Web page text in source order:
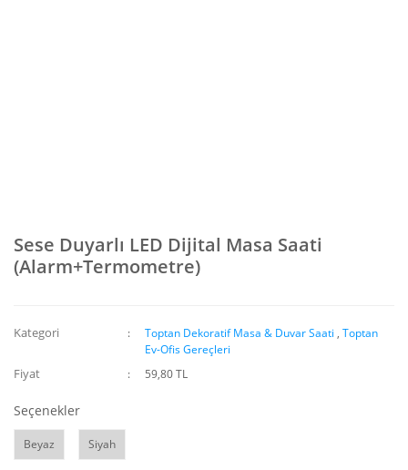
Sese Duyarlı LED Dijital Masa Saati
(Alarm+Termometre)
Kategori Toptan Dekoratif Masa & Duvar Saati ,Toptan
Ev-Ofis Gereçleri
Fiyat 59,80 TL
Seçenekler
Beyaz Siyah